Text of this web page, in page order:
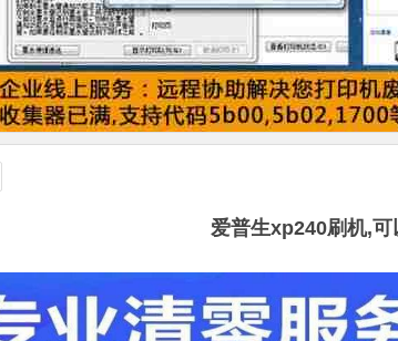
爱普生xp240刷机,可